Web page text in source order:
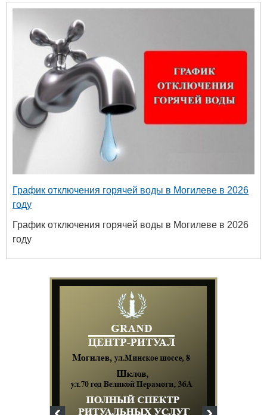
График отключения горячей воды в Могилеве в 2026
году
График отключения горячей воды в Могилеве в 2026
году